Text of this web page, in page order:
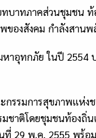
ทบาทภาคส่วนชุมชน
องสังคม กำลังสานพ
าอุทกภัย ในปี
รรมการสุขภาพแห่ง
มชาติโดยชุมชนท้อ
29 พ.ค. 2555 พร้